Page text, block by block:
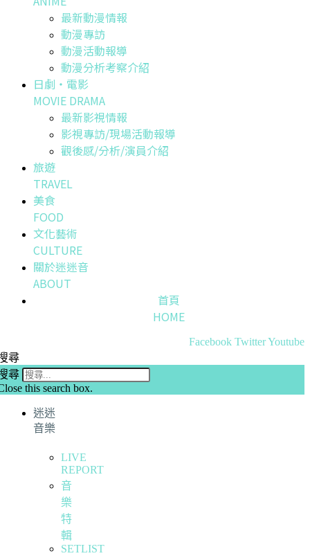
最新動漫情報
動漫專訪
動漫活動報導
動漫分析考察介紹
日劇・電影
MOVIE DRAMA
最新影視情報
影視專訪/現場活動報導
觀後感/分析/演員介紹
旅遊
TRAVEL
美食
FOOD
文化藝術
CULTURE
關於迷迷音
ABOUT
首頁
HOME
Facebook TwitterYoutube
尋
尋
this search box.
迷迷
音樂
LIVE
REPORT
音
樂
特
輯
SETLIST